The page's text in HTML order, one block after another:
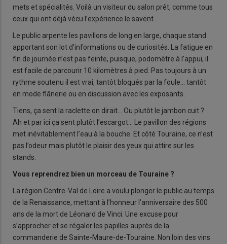
mets et spécialités. Voilà un visiteur du salon prêt, comme tous
ceux qui ont déjà vécu l’expérience le savent.
Le public arpente les pavillons de long en large, chaque stand
apportant son lot d’informations ou de curiosités. La fatigue en
fin de journée n’est pas feinte, puisque, podomètre à l’appui, il
est facile de parcourir 10 kilomètres à pied. Pas toujours à un
rythme soutenu il est vrai, tantôt bloqués par la foule… tantôt
en mode flânerie ou en discussion avec les exposants.
Tiens, ça sent la raclette on dirait… Ou plutôt le jambon cuit ?
Ah et par ici ça sent plutôt l’escargot… Le pavillon des régions
met inévitablement l’eau à la bouche. Et côté Touraine, ce n’est
pas l’odeur mais plutôt le plaisir des yeux qui attire sur les
stands.
Vous reprendrez bien un morceau de Touraine ?
La région Centre-Val de Loire a voulu plonger le public au temps
de la Renaissance, mettant à l’honneur l’anniversaire des 500
ans de la mort de Léonard de Vinci. Une excuse pour
s’approcher et se régaler les papilles auprès de la
commanderie de Sainte-Maure-de-Touraine. Non loin des vins